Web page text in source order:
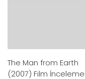
The Man from Earth
(2007) Film